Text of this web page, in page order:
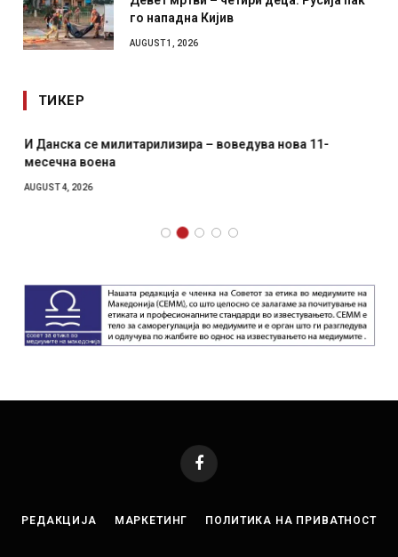
го нападна Кијив
AUGUST 1, 2026
ТИКЕР
И Данска се милитарилизира – воведува нова 11-
месечна воена
AUGUST 4, 2026
Facebook
РЕДАКЦИЈА МАРКЕТИНГ ПОЛИТИКА НА ПРИВАТНОСТ